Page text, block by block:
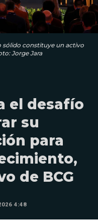
sólido constituye un activo
Jorge Jara
el desafío
su
para
de BCG
4:48